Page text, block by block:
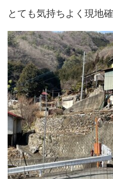
とても気持ちよく現地